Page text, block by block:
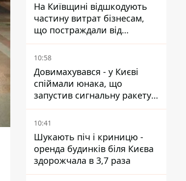
На Київщині відшкодують
частину витрат бізнесам,
що постраждали від
прильотів ракет
10:58
Довимахувався - у Києві
спіймали юнака, що
запустив сигнальну ракету,
аби потішити дівчат
10:41
Шукають піч і криницю -
оренда будинків біля Києва
здорожчала в 3,7 раза